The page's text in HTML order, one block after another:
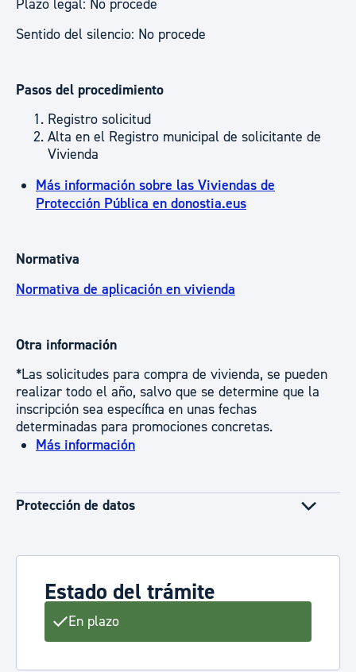
Plazo legal: No procede
Sentido del silencio: No procede
Pasos del procedimiento
Registro solicitud
Alta en el Registro municipal de solicitante de
Vivienda
Más información sobre las Viviendas de
Protección Pública en donostia.eus
Normativa
Normativa de aplicación en vivienda
Otra información
*Las solicitudes para compra de vivienda, se pueden
realizar todo el año, salvo que se determine que la
inscripción sea específica en unas fechas
determinadas para promociones concretas.
Más información
Protección de datos
Estado del trámite
En plazo